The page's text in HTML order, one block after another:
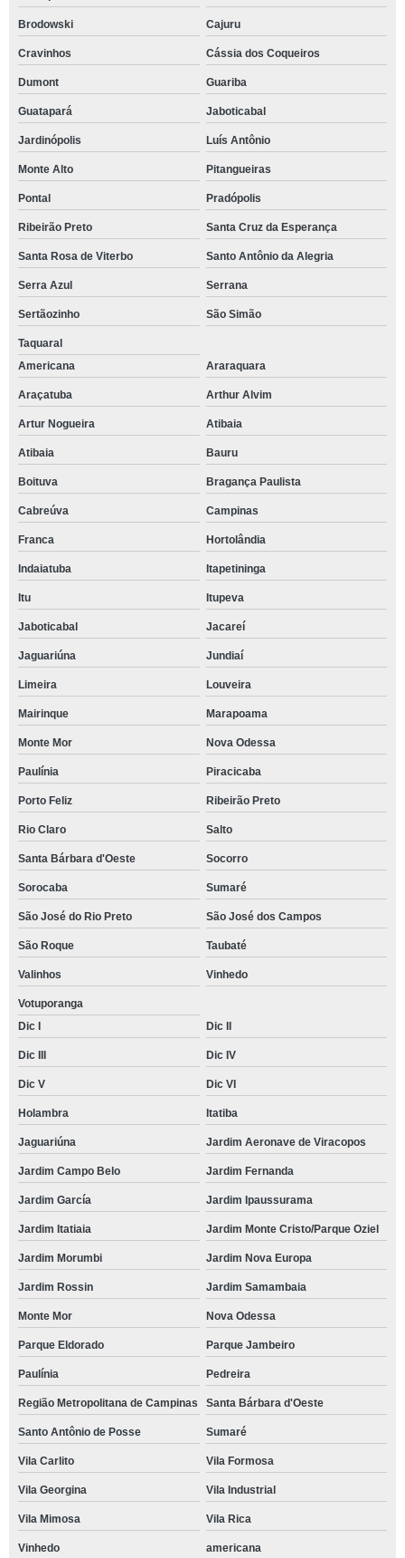
Brodowski Cajuru
Cravinhos Cássia dos Coqueiros
Dumont Guariba
Guatapará Jaboticabal
Jardinópolis Luís Antônio
Monte Alto Pitangueiras
Pontal Pradópolis
Ribeirão Preto Santa Cruz da Esperança
Santa Rosa de Viterbo Santo Antônio da Alegria
Serra Azul Serrana
Sertãozinho São Simão
Taquaral
Americana
Araraquara
Araçatuba Arthur Alvim
Artur Nogueira Atibaia
Atibaia Bauru
Boituva Bragança Paulista
Cabreúva Campinas
Franca Hortolândia
Indaiatuba Itapetininga
Itu Itupeva
Jaboticabal Jacareí
Jaguariúna Jundiaí
Limeira Louveira
Mairinque Marapoama
Monte Mor Nova Odessa
Paulínia Piracicaba
Porto Feliz Ribeirão Preto
Rio Claro Salto
Santa Bárbara d'Oeste Socorro
Sorocaba Sumaré
São José do Rio Preto São José dos Campos
São Roque Taubaté
Valinhos Vinhedo
Votuporanga
Dic I
Dic II
Dic III Dic IV
Dic V Dic VI
Holambra Itatiba
Jaguariúna Jardim Aeronave de Viracopos
Jardim Campo Belo Jardim Fernanda
Jardim García Jardim Ipaussurama
Jardim Itatiaia Jardim Monte Cristo/Parque Oziel
Jardim Morumbi Jardim Nova Europa
Jardim Rossin Jardim Samambaia
Monte Mor Nova Odessa
Parque Eldorado Parque Jambeiro
Paulínia Pedreira
Região Metropolitana de Campinas Santa Bárbara d'Oeste
Santo Antônio de Posse Sumaré
Vila Carlito Vila Formosa
Vila Georgina Vila Industrial
Vila Mimosa Vila Rica
Vinhedo
americana